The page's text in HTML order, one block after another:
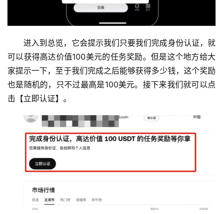
进入到总览，它会提示我们只要我们完成身份认证，就
可以获得高达价值100美元的任务奖励。但是这个地方给大
家提示一下，至于我们完成之后能够获得多少钱，这个奖励
也是随机的，只不过最高是100美元。接下来我们就可以点
击【立即认证】。